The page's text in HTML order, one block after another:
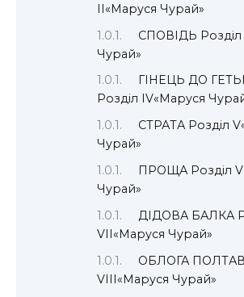
II«Маруся Чурай»
СПОВІДЬ
Чурай»
ГІНЕЦЬ ДО
Розділ IV«Маруся
СТРАТА Розділ
Чурай»
ПРОЩА Розділ
Чурай»
ДІДОВА БАЛКА
VII«Маруся Чурай»
ОБЛОГА
VIII«Маруся Чурай»